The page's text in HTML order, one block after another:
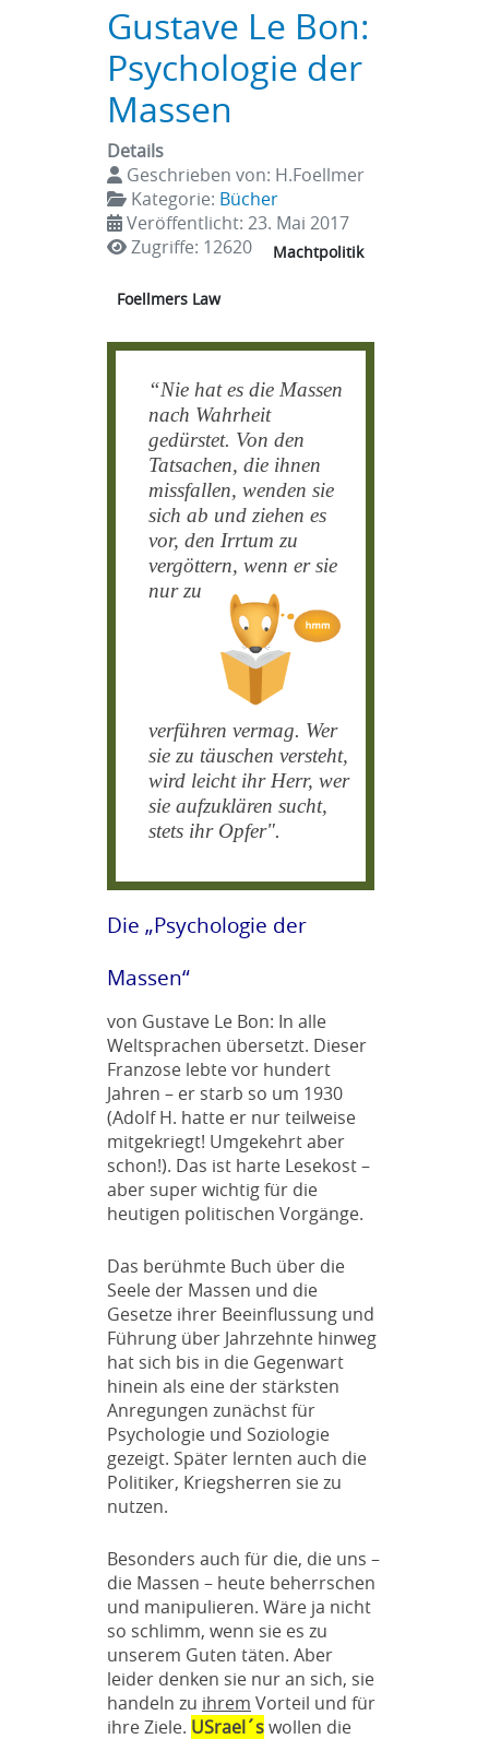
Gustave Le Bon:
Psychologie der
Massen
Details
Geschrieben von: H.Foellmer
Kategorie: Bücher
Veröffentlicht: 23. Mai 2017
Zugriffe: 12620
Machtpolitik
Foellmers Law
“Nie hat es die Massen
nach Wahrheit
gedürstet. Von den
Tatsachen, die ihnen
missfallen, wenden sie
sich ab und ziehen es
vor, den Irrtum zu
vergöttern, wenn er sie
nur zu
verführen vermag. Wer
sie zu täuschen versteht,
wird leicht ihr Herr, wer
sie aufzuklären sucht,
stets ihr Opfer".
Die „Psychologie der
Massen“
von Gustave Le Bon: In alle
Weltsprachen übersetzt. Dieser
Franzose lebte vor hundert
Jahren – er starb so um 1930
(Adolf H. hatte er nur teilweise
mitgekriegt! Umgekehrt aber
schon!). Das ist harte Lesekost –
aber super wichtig für die
heutigen politischen Vorgänge.
Das berühmte Buch über die
Seele der Massen und die
Gesetze ihrer Beeinflussung und
Führung über Jahrzehnte hinweg
hat sich bis in die Gegenwart
hinein als eine der stärksten
Anregungen zunächst für
Psychologie und Soziologie
gezeigt. Später lernten auch die
Politiker, Kriegsherren sie zu
nutzen.
Besonders auch für die, die uns –
die Massen – heute beherrschen
und manipulieren. Wäre ja nicht
so schlimm, wenn sie es zu
unserem Guten täten. Aber
leider denken sie nur an sich, sie
handeln zu ihrem Vorteil und für
ihre Ziele. USrael´swollen die